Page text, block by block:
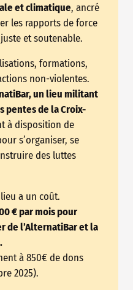
et climatique, ancré
les rapports de force
et soutenable.
formations,
non-violentes.
un lieu militant
pentes de la Croix-
à disposition de
s’organiser, se
des luttes
a un coût.
€ par mois pour
de l’AlternatiBar et la
à 850€ de dons
2025).